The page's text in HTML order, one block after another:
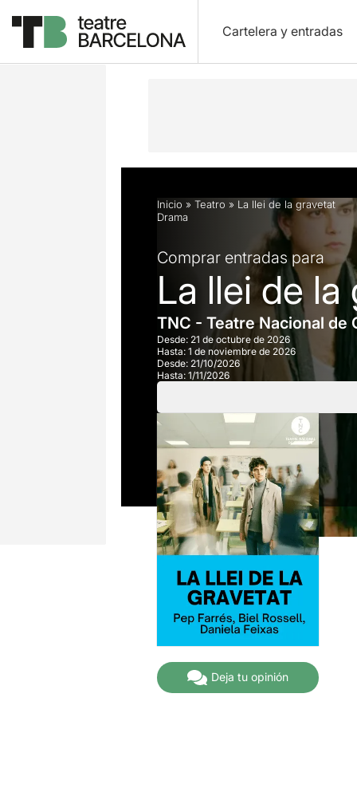
Cartelera y entradas
Descripción Horarios Ficha
Inicio » Teatro » La llei de la gravetat
Drama
Comprar entradas para
La llei de la
TNC - Teatre Nacional de
Desde: 21 de octubre de 2026
Hasta: 1 de noviembre de 2026
Desde: 21/10/2026
Hasta: 1/11/2026
Deja tu opinión